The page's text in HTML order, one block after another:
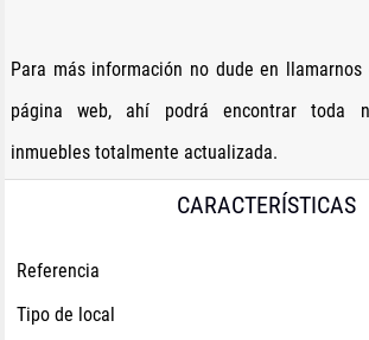
Para más información no dude en
página web, ahí podrá encontrar toda
inmuebles totalmente actualizada.
CARACTERÍSTICAS
Referencia
Tipo de local